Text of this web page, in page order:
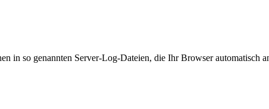
in so genannten Server-Log-Dateien, die Ihr Browser automatisch